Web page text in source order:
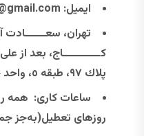
ایمیل:
تهران، سعــــــادت
پلاك ٩٧، طبقه ٥، واحد جنوبی، كدپستی ١٩٩٨٦١٤٣٤١
روزهای تعطیل(به‌جز